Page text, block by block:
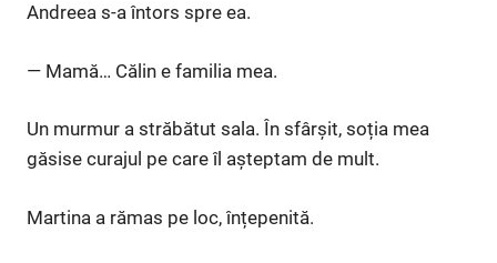
Andreea s-a întors spre ea.
— Mamă… Călin e familia mea.
Un murmur a străbătut sala. În sfârșit, soția mea
găsise curajul pe care îl așteptam de mult.
Martina a rămas pe loc, înțepenită.